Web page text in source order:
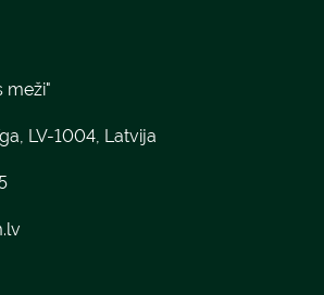
meži"
LV-1004, Latvija